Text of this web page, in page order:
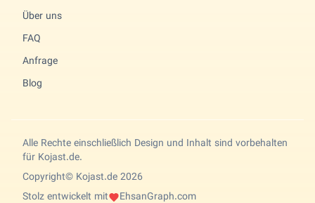
Über uns
FAQ
Anfrage
Blog
Alle Rechte einschließlich Design und Inhalt sind vorbehalten
für Kojast.de.
Copyright© Kojast.de 2026
Stolz entwickelt mit
EhsanGraph.com